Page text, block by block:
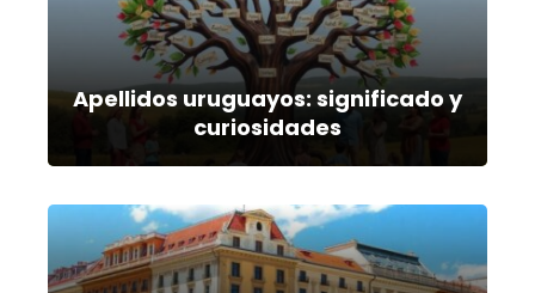
Apellidos uruguayos: significado y
curiosidades